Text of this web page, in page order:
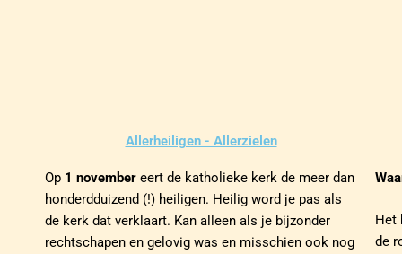
Allerheiligen - Allerzielen
Op 1 november eert de katholieke kerk de meer dan
honderdduizend (!) heiligen. Heilig word je pas als
de kerk dat verklaart. Kan alleen als je bijzonder
rechtschapen en gelovig was en misschien ook nog
Het
de